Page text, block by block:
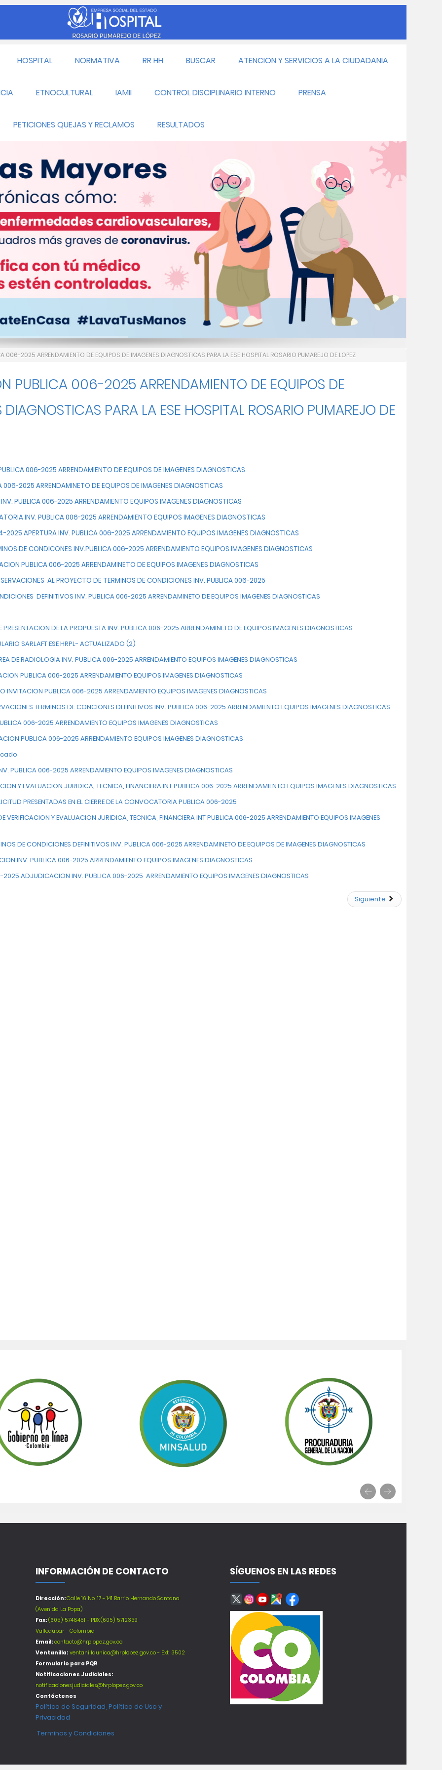
HOSPITAL NORMATIVA RR HH BUSCAR ATENCION Y SERVICIOS A LA CIUDADANIA
ETNOCULTURAL IAMII CONTROL DISCIPLINARIO INTERNO PRENSA
PETICIONES QUEJAS Y RECLAMOS RESULTADOS
006-2025 ARRENDAMIENTO DE EQUIPOS DE IMAGENES DIAGNOSTICAS PARA LA ESE HOSPITAL ROSARIO PUMAREJO DE LOPEZ
PUBLICA 006-2025 ARRENDAMIENTO DE EQUIPOS DE
DIAGNOSTICAS PARA LA ESE HOSPITAL ROSARIO PUMAREJO DE
006-2025 ARRENDAMIENTO DE EQUIPOS DE IMAGENES DIAGNOSTICAS
006-2025 ARRENDAMINETO DE EQUIPOS DE IMAGENES DIAGNOSTICAS
PUBLICA 006-2025 ARRENDAMIENTO EQUIPOS IMAGENES DIAGNOSTICAS
INV. PUBLICA 006-2025 ARRENDAMIENTO EQUIPOS IMAGENES DIAGNOSTICAS
2025 APERTURA INV. PUBLICA 006-2025 ARRENDAMIENTO EQUIPOS IMAGENES DIAGNOSTICAS
DE CONDICONES INV.PUBLICA 006-2025 ARRENDAMIENTO EQUIPOS IMAGENES DIAGNOSTICAS
PUBLICA 006-2025 ARRENDAMINETO DE EQUIPOS IMAGENES DIAGNOSTICAS
AL PROYECTO DE TERMINOS DE CONDICIONES INV. PUBLICA 006-2025
DEFINITIVOS INV. PUBLICA 006-2025 ARRENDAMINETO DE EQUIPOS IMAGENES DIAGNOSTICAS
PRESENTACION DE LA PROPUESTA INV. PUBLICA 006-2025 ARRENDAMINETO DE EQUIPOS IMAGENES DIAGNOSTICAS
SARLAFT ESE HRPL- ACTUALIZADO (2)
DE RADIOLOGIA INV. PUBLICA 006-2025 ARRENDAMIENTO EQUIPOS IMAGENES DIAGNOSTICAS
PUBLICA 006-2025 ARRENDAMIENTO EQUIPOS IMAGENES DIAGNOSTICAS
INVITACION PUBLICA 006-2025 ARRENDAMIENTO EQUIPOS IMAGENES DIAGNOSTICAS
TERMINOS DE CONCIONES DEFINITIVOS INV. PUBLICA 006-2025 ARRENDAMIENTO EQUIPOS IMAGENES DIAGNOSTICAS
006-2025 ARRENDAMIENTO EQUIPOS IMAGENES DIAGNOSTICAS
PUBLICA 006-2025 ARRENDAMIENTO EQUIPOS IMAGENES DIAGNOSTICAS
PUBLICA 006-2025 ARRENDAMIENTO EQUIPOS IMAGENES DIAGNOSTICAS
Y EVALUACION JURIDICA, TECNICA, FINANCIERA INT PUBLICA 006-2025 ARRENDAMIENTO EQUIPOS IMAGENES DIAGNOSTICAS
PRESENTADAS EN EL CIERRE DE LA CONVOCATORIA PUBLICA 006-2025
VERIFICACION Y EVALUACION JURIDICA, TECNICA, FINANCIERA INT PUBLICA 006-2025 ARRENDAMIENTO EQUIPOS IMAGENES
DE CONDICIONES DEFINITIVOS INV. PUBLICA 006-2025 ARRENDAMINETO DE EQUIPOS DE IMAGENES DIAGNOSTICAS
INV. PUBLICA 006-2025 ARRENDAMIENTO EQUIPOS IMAGENES DIAGNOSTICAS
ADJUDICACION INV. PUBLICA 006-2025 ARRENDAMIENTO EQUIPOS IMAGENES DIAGNOSTICAS
Siguiente
INFORMACIÓN DE CONTACTO
Dirección:Calle 16 No. 17 - 141 Barrio Hernando Santana
(Avenida La Popa)
Fax: (605) 5748451 - PBX:(605) 5712339
Valledupar - Colombia
Email: contacto@hrplopez.gov.co
Ventanilla: ventanillaunica@hrplopez.gov.co - Ext. 3502
Formulario para PQR
Notificaciones Judiciales:
notificacionesjudiciales@hrplopez.gov.co
Contáctenos
Política de Seguridad, Política de Uso y
Privacidad
Terminos y Condiciones
SÍGUENOS EN LAS REDES